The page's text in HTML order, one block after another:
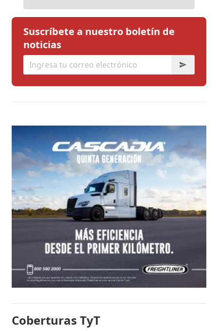
Suscríbete a nuestro boletín de
noticias
Coberturas TyT